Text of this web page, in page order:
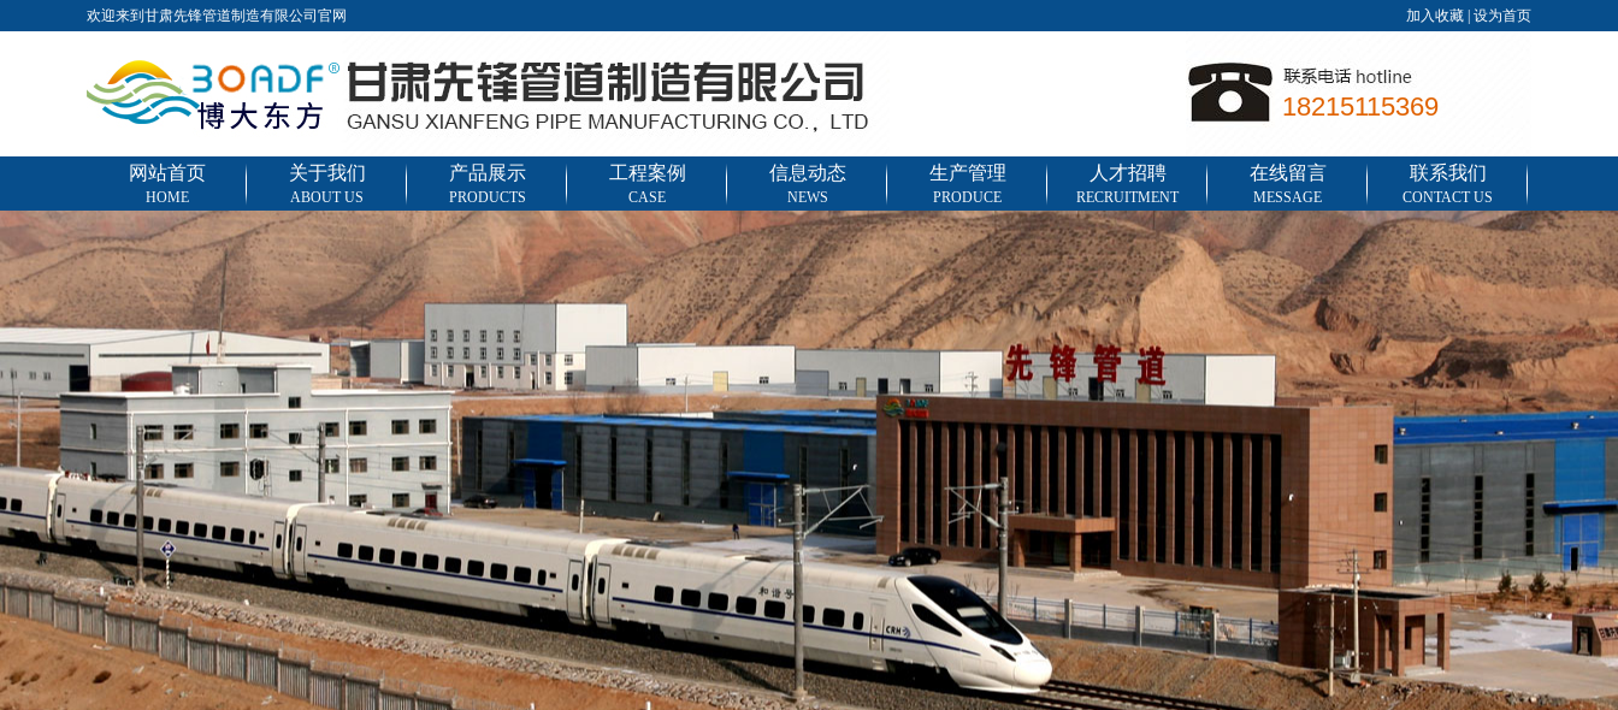
欢迎来到甘肃先锋管道制造有限公司官网 加入收藏 设为首页
18215115369
网站首页
HOME
关于我们
ABOUT US
产品展示
PRODUCTS
工程案例
CASE
信息动态
NEWS
生产管理
PRODUCE
人才招聘
RECRUITMENT
在线留言
MESSAGE
联系我们
CONTACT US